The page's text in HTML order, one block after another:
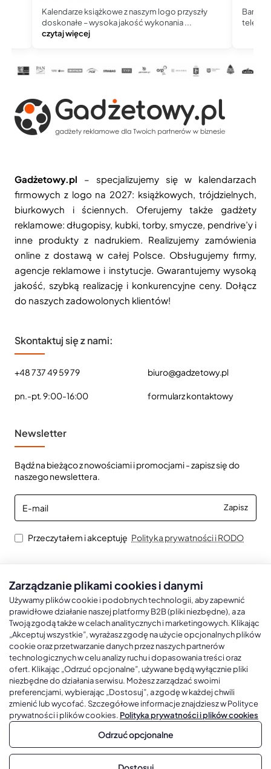
Kalendarze książkowe z naszym logo przyszły
doskonałe – wysoka jakość wykonania ...
czytaj więcej
Bardzo
Gadżetowy.pl – specjalizujemy się w kalendarzach
firmowych z logo na 2027: książkowych, trójdzielnych,
biurkowych i ściennych. Oferujemy także gadżety
reklamowe: długopisy, kubki, torby, smycze, pendrive’y i
inne produkty z nadrukiem. Realizujemy zamówienia
online z dostawą w całej Polsce. Obsługujemy firmy,
agencje reklamowe i instytucje. Gwarantujemy wysoką
jakość, szybką realizację i konkurencyjne ceny. Dołącz
do naszych zadowolonych klientów!
Skontaktuj się z nami:
+48 737 49 59 79
pn.-pt. 9:00-16:00
biuro@gadzetowy.pl
formularz kontaktowy
Newsletter
Bądź na bieżąco z nowościami i promocjami - zapisz się do
naszego newslettera.
E-
mail
Zapisz
Przeczytałem i akceptuję Polityka prywatności i RODO
Kalendarze książkowe A5
Kalendarze książkowe A4
Kalendarze książkowe B5
Kalendarze książkowe A6 i B6
Kalendarze książkowe z własną oprawą
Kalendarze Ścienne
Kalendarze trójdzielne
Kalendarze jednodzielne
Kalendarze czterodzielne
Kalendarze Wieloplanszowe
Kalendarze Wielopanszowe, Plakatowe
Copyright © 2026, Gadżetowy.pl, All Rights Reserved, Platforma
Zarządzanie plikami cookies i danymi
Używamy plików cookie i podobnych technologii, aby zapewnić
prawidłowe działanie naszej platformy B2B (pliki niezbędne), a za
Twoją zgodą także w celach analitycznych i marketingowych. Klikając
„Akceptuj wszystkie”, wyrażasz zgodę na użycie opcjonalnych plików
cookie oraz przetwarzanie danych przez naszych partnerów
technologicznych w celu analizy ruchu i dopasowania treści oraz
ofert. Klikając „Odrzuć opcjonalne”, używane będą wyłącznie pliki
niezbędne do działania serwisu. Możesz zarządzać swoimi
preferencjami, wybierając „Dostosuj”, a zgodę w każdej chwili
zmienić lub wycofać. Szczegółowe informacje znajdziesz w Polityce
prywatności i plików cookies. Polityka prywatności i plików cookies
Odrzuć opcjonalne